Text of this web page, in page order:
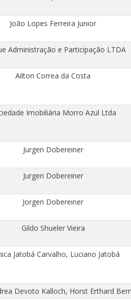
João Lopes Ferreira Junior
Administração e Participação LTDA
Ailton Correa da Costa
Imobiliária Morro Azul Ltda
Jurgen Dobereiner
Jurgen Dobereiner
Jorgen Dobereiner
Gildo Shueler Vieira
Jatobá Carvalho, Luciano Jatobá
Devoto Kalloch, Horst Erthard